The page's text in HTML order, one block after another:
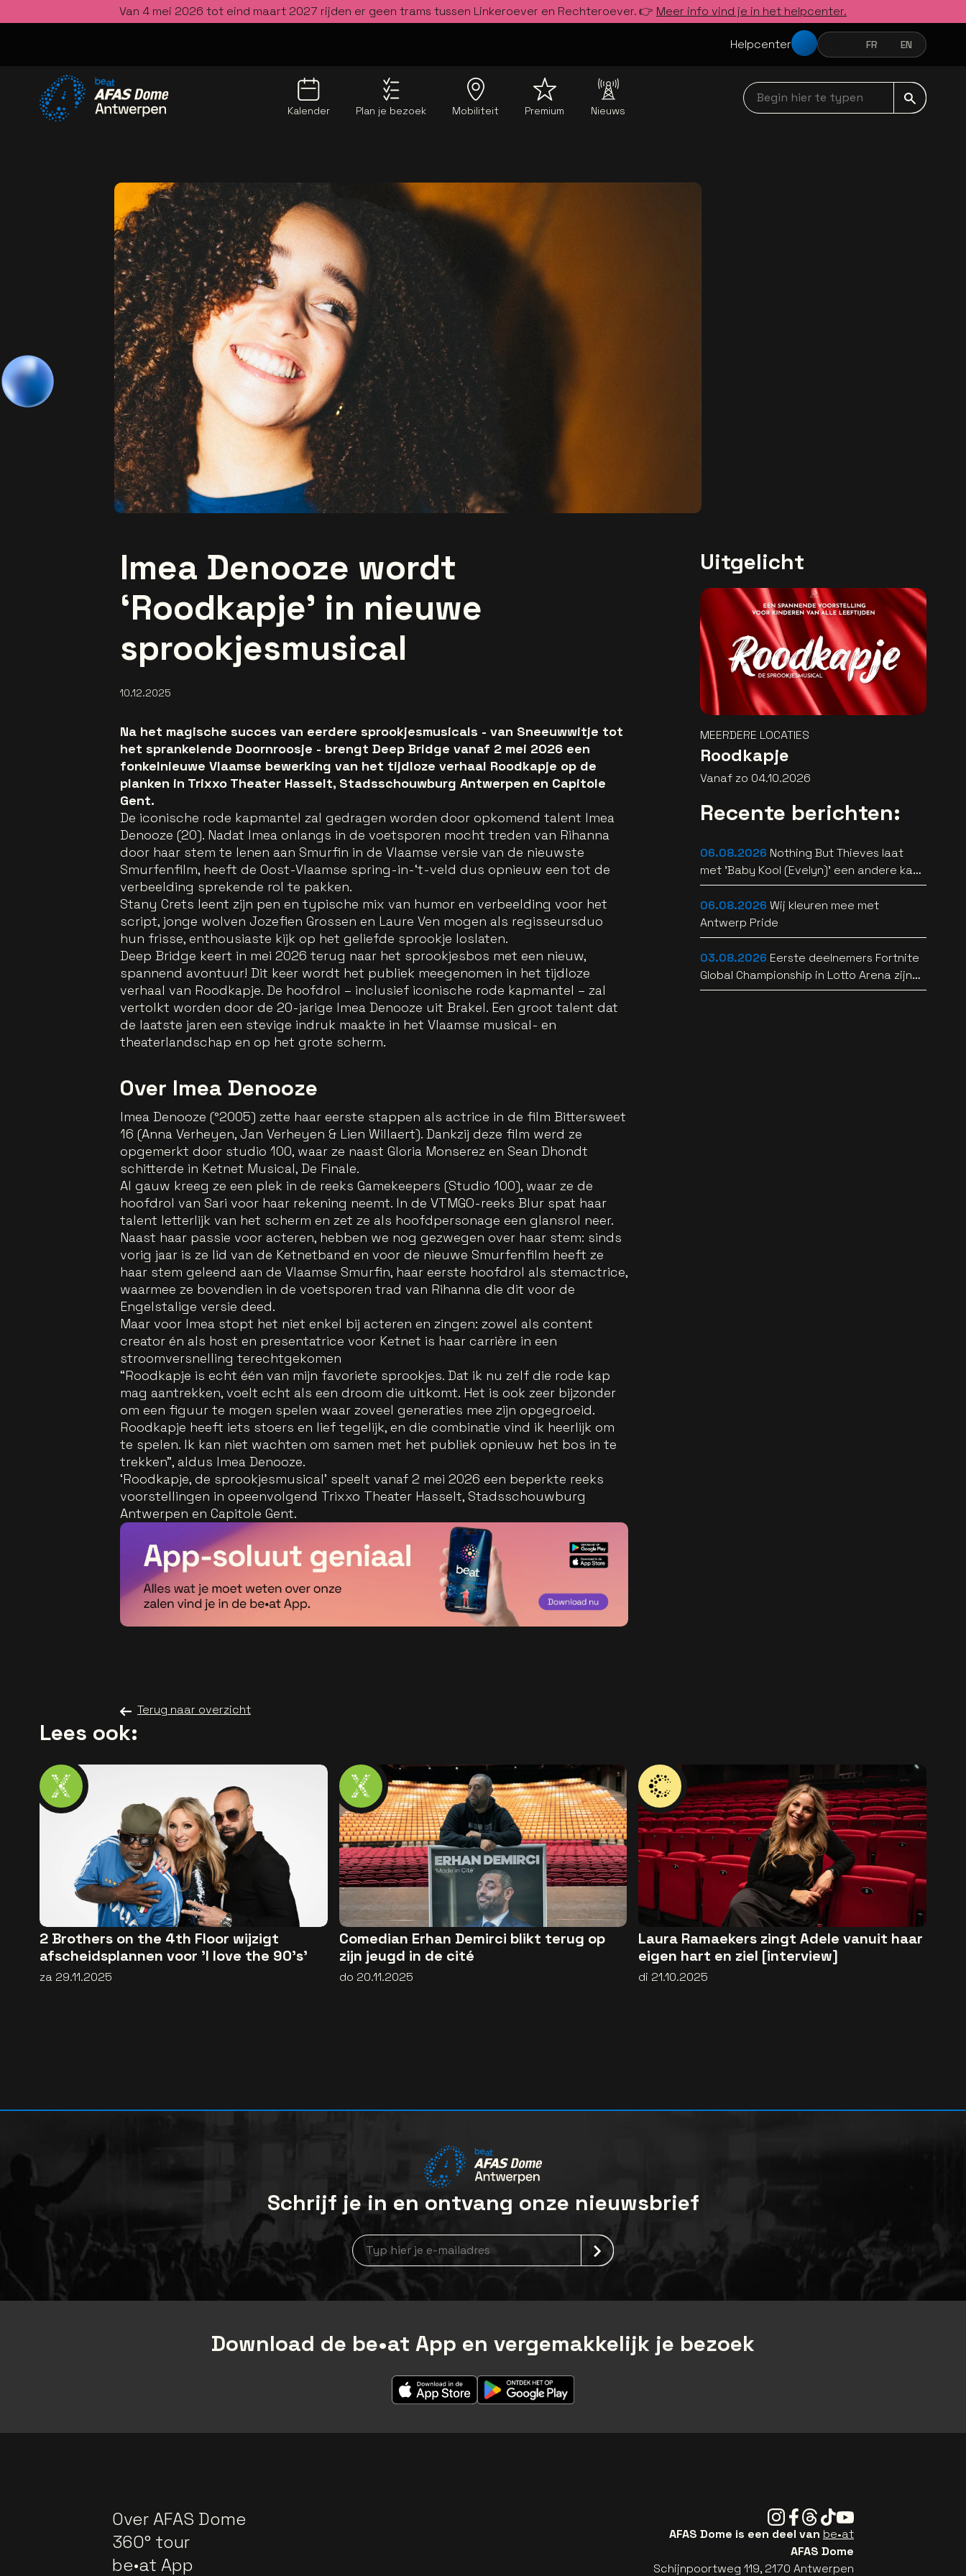
Van 4 mei 2026 tot eind maart 2027 rijden er geen trams tussen Linkeroever en Rechteroever. 👉 Meer info vind je in het helpcenter.
Helpcenter NEDERLANDSFRANÇAIS
FR ENGLISH
EN
Kalender Plan je bezoek Mobiliteit Premium Nieuws
Begin hier te typen navbar
Imea Denooze wordt
‘Roodkapje’ in nieuwe
sprookjesmusical
10.12.2025
Na het magische succes van eerdere sprookjesmusicals - van Sneeuwwitje tot
het sprankelende Doornroosje - brengt Deep Bridge vanaf 2 mei 2026 een
fonkelnieuwe Vlaamse bewerking van het tijdloze verhaal Roodkapje op de
planken in Trixxo Theater Hasselt, Stadsschouwburg Antwerpen en Capitole
Gent.
De iconische rode kapmantel zal gedragen worden door opkomend talent Imea
Denooze (20). Nadat Imea onlangs in de voetsporen mocht treden van Rihanna
door haar stem te lenen aan Smurfin in de Vlaamse versie van de nieuwste
Smurfenfilm, heeft de Oost-Vlaamse spring-in-‘t-veld dus opnieuw een tot de
verbeelding sprekende rol te pakken.
Stany Crets leent zijn pen en typische mix van humor en verbeelding voor het
script, jonge wolven Jozefien Grossen en Laure Ven mogen als regisseursduo
hun frisse, enthousiaste kijk op het geliefde sprookje loslaten.
Deep Bridge keert in mei 2026 terug naar het sprookjesbos met een nieuw,
spannend avontuur! Dit keer wordt het publiek meegenomen in het tijdloze
verhaal van Roodkapje. De hoofdrol – inclusief iconische rode kapmantel – zal
vertolkt worden door de 20-jarige Imea Denooze uit Brakel. Een groot talent dat
de laatste jaren een stevige indruk maakte in het Vlaamse musical- en
theaterlandschap en op het grote scherm.
Over Imea Denooze
Imea Denooze (°2005) zette haar eerste stappen als actrice in de film Bittersweet
16 (Anna Verheyen, Jan Verheyen & Lien Willaert). Dankzij deze film werd ze
opgemerkt door studio 100, waar ze naast Gloria Monserez en Sean Dhondt
schitterde in Ketnet Musical, De Finale.
Al gauw kreeg ze een plek in de reeks Gamekeepers (Studio 100), waar ze de
hoofdrol van Sari voor haar rekening neemt. In de VTMGO-reeks Blur spat haar
talent letterlijk van het scherm en zet ze als hoofdpersonage een glansrol neer.
Naast haar passie voor acteren, hebben we nog gezwegen over haar stem: sinds
vorig jaar is ze lid van de Ketnetband en voor de nieuwe Smurfenfilm heeft ze
haar stem geleend aan de Vlaamse Smurfin, haar eerste hoofdrol als stemactrice,
waarmee ze bovendien in de voetsporen trad van Rihanna die dit voor de
Engelstalige versie deed.
Maar voor Imea stopt het niet enkel bij acteren en zingen: zowel als content
creator én als host en presentatrice voor Ketnet is haar carrière in een
stroomversnelling terechtgekomen
“Roodkapje is echt één van mijn favoriete sprookjes. Dat ik nu zelf die rode kap
mag aantrekken, voelt echt als een droom die uitkomt. Het is ook zeer bijzonder
om een figuur te mogen spelen waar zoveel generaties mee zijn opgegroeid.
Roodkapje heeft iets stoers en lief tegelijk, en die combinatie vind ik heerlijk om
te spelen. Ik kan niet wachten om samen met het publiek opnieuw het bos in te
trekken”, aldus Imea Denooze.
‘Roodkapje, de sprookjesmusical’ speelt vanaf 2 mei 2026 een beperkte reeks
voorstellingen in opeenvolgend Trixxo Theater Hasselt, Stadsschouwburg
Antwerpen en Capitole Gent.
Terug naar overzicht
Uitgelicht
MEERDERE LOCATIES
Roodkapje
Vanaf zo 04.10.2026
Recente berichten:
06.08.2026 Nothing But Thieves laat
met 'Baby Kool (Evelyn)' een andere kant
van zich horen [video]
06.08.2026 Wij kleuren mee met
Antwerp Pride
03.08.2026 Eerste deelnemers Fortnite
Global Championship in Lotto Arena zijn
bekend
Lees ook:
2 Brothers on the 4th Floor wijzigt
afscheidsplannen voor 'I love the 90’s'
za 29.11.2025
Comedian Erhan Demirci blikt terug op
zijn jeugd in de cité
do 20.11.2025
Laura Ramaekers zingt Adele vanuit haar
eigen hart en ziel [interview]
di 21.10.2025
Schrijf je in en ontvang onze nieuwsbrief
Nieuwsbrief aanmelding
Download de be•at App en vergemakkelijk je bezoek
Over AFAS Dome
360° tour
be•at App
Instagram
Facebook
Threads
TiktokYoutube
AFAS Dome is een deel van be•at
AFAS Dome
Schijnpoortweg 119, 2170 Antwerpen